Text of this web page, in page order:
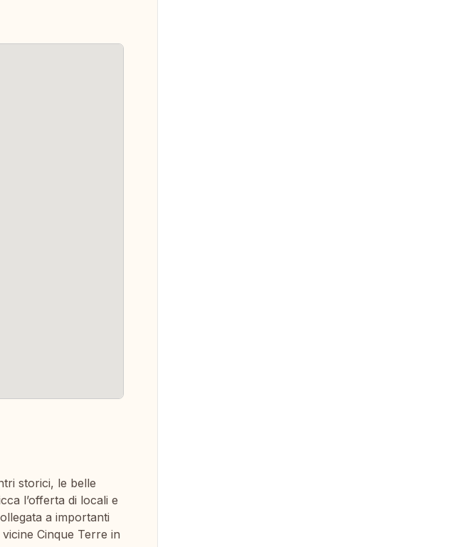
storici, le belle
l’offerta di locali e
a importanti
Cinque Terre in